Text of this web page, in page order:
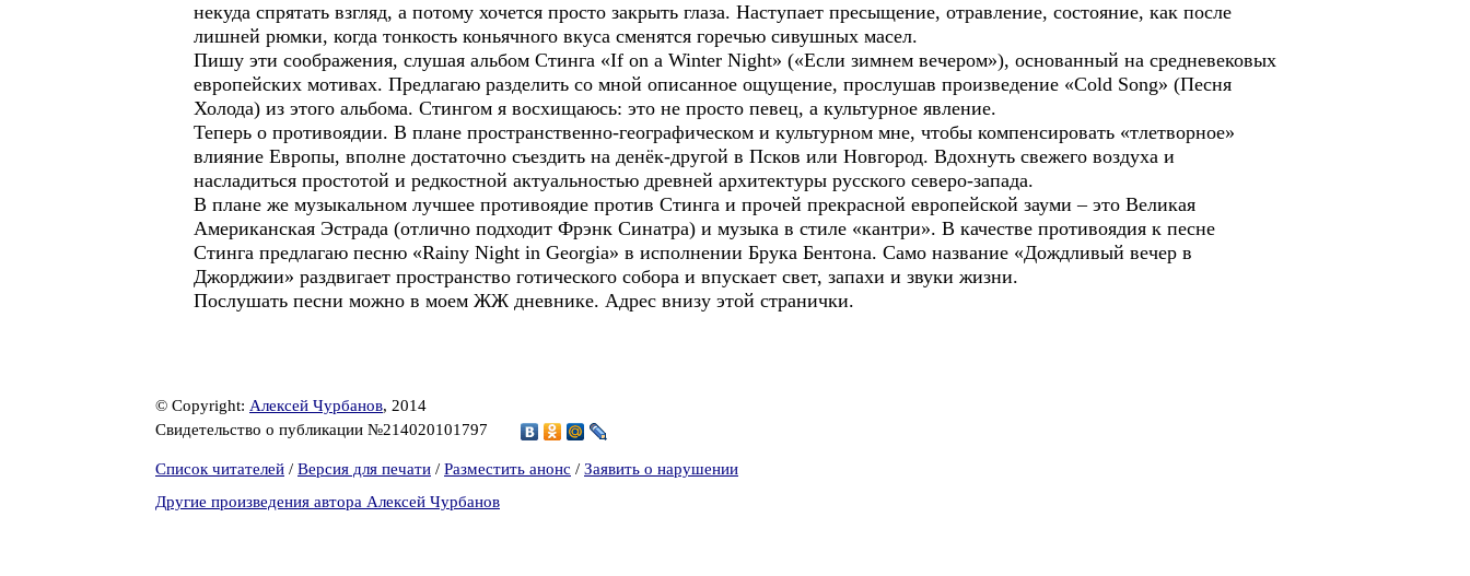
некуда спрятать взгляд, а потому хочется просто закрыть глаза. Наступает пресыщение, отравление, состояние, как после
лишней рюмки, когда тонкость коньячного вкуса сменятся горечью сивушных масел.
Пишу эти соображения, слушая альбом Стинга «If on a Winter Night» («Если зимнем вечером»), основанный на средневековых
европейских мотивах. Предлагаю разделить со мной описанное ощущение, прослушав произведение «Cold Song» (Песня
Холода) из этого альбома. Стингом я восхищаюсь: это не просто певец, а культурное явление.
Теперь о противоядии. В плане пространственно-географическом и культурном мне, чтобы компенсировать «тлетворное»
влияние Европы, вполне достаточно съездить на денёк-другой в Псков или Новгород. Вдохнуть свежего воздуха и
насладиться простотой и редкостной актуальностью древней архитектуры русского северо-запада.
В плане же музыкальном лучшее противоядие против Стинга и прочей прекрасной европейской зауми – это Великая
Американская Эстрада (отлично подходит Фрэнк Синатра) и музыка в стиле «кантри». В качестве противоядия к песне
Стинга предлагаю песню «Rainy Night in Georgia» в исполнении Брука Бентона. Само название «Дождливый вечер в
Джорджии» раздвигает пространство готического собора и впускает свет, запахи и звуки жизни.
Послушать песни можно в моем ЖЖ дневнике. Адрес внизу этой странички.
© Copyright: Алексей Чурбанов, 2014
Свидетельство о публикации №214020101797
Список читателей / Версия для печати / Разместить анонс / Заявить о нарушении
Другие произведения автора Алексей Чурбанов